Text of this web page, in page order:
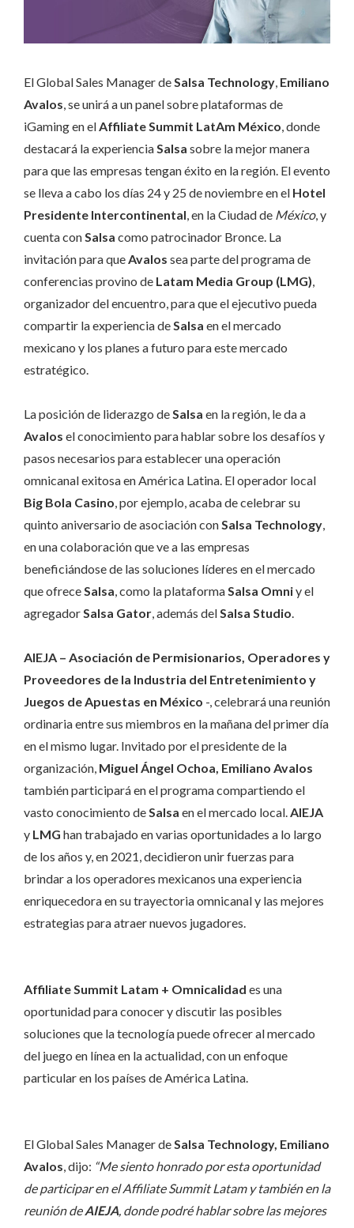
El Global Sales Manager de Salsa Technology Emiliano
Avalos , se unirá a un panel sobre plataformas de
iGaming en el Affiliate Summit LatAm México , donde
destacará la experiencia Salsa sobre la mejor manera
para que las empresas tengan éxito en la región. El evento
se lleva a cabo los días 24 y 25 de noviembre en el Hotel
Presidente Intercontinental , en la Ciudad de México, y
cuenta con Salsa como patrocinador Bronce. La
invitación para que Avalos sea parte del programa de
conferencias provino de Latam Media Group (LMG)
organizador del encuentro, para que el ejecutivo pueda
compartir la experiencia de Salsa en el mercado
mexicano y los planes a futuro para este mercado
estratégico.
La posición de liderazgo de Salsa en la región, le da a
Avalos el conocimiento para hablar sobre los desafíos y
pasos necesarios para establecer una operación
omnicanal exitosa en América Latina. El operador local
Big Bola Casino , por ejemplo, acaba de celebrar su
quinto aniversario de asociación con Salsa Technology
en una colaboración que ve a las empresas
beneficiándose de las soluciones líderes en el mercado
que ofrece Salsa , como la plataforma Salsa Omniy el
agregador Salsa Gator , además del Salsa Studio
AIEJA – Asociación de Permisionarios, Operadores y
Proveedores de la Industria del Entretenimiento y
Juegos de Apuestas en México -, celebrará una reunión
ordinaria entre sus miembros en la mañana del primer día
en el mismo lugar. Invitado por el presidente de la
organización, Miguel Ángel Ochoa, Emiliano Avalos
también participará en el programa compartiendo el
vasto conocimiento de Salsa en el mercado local. AIEJA
y LMG han trabajado en varias oportunidades a lo largo
de los años y, en 2021, decidieron unir fuerzas para
brindar a los operadores mexicanos una experiencia
enriquecedora en su trayectoria omnicanal y las mejores
estrategias para atraer nuevos jugadores.
Affiliate Summit Latam + Omnicalidad es una
oportunidad para conocer y discutir las posibles
soluciones que la tecnología puede ofrecer al mercado
del juego en línea en la actualidad, con un enfoque
particular en los países de América Latina.
El Global Sales Manager de Salsa Technology, Emiliano
Avalos , dijo: “Me siento honrado por esta oportunidad
de participar en el Affiliate Summit Latam y también en la
reunión deAIEJA , donde podré hablar sobre las mejores